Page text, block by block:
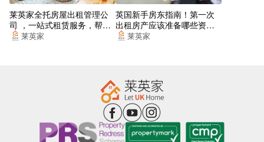
Castlegate
Metrolink Deansgate Castlefield
莱英家全托房屋出租管理公
司 ，一站式租赁服务，帮你
找到梦想的居所
莱英家
英国新手房东指南！第一次
出租房产应该准备哪些资
料？莱英家